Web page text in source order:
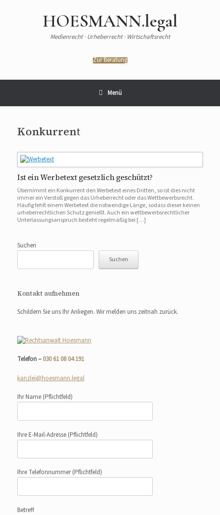
HOESMANN.legal
Medienrecht · Urheberrecht · Wirtschaftsrecht
Zur Beratung
Menü
Konkurrent
Ist ein Werbetext gesetzlich geschützt?
Übernimmt ein Konkurrent den Werbetext eines Dritten, so ist dies nicht
immer ein Verstoß gegen das Urheberrecht oder das Wettbewerbsrecht.
Häufig fehlt einem Werbetext die notwendige Länge, sodass dieser keinen
urheberrechtlichen Schutz genießt. Auch ein wettbewerbsrechtlicher
Unterlassungsanspruch besteht regelmäßig bei […]
Suchen
Suchen
Kontakt aufnehmen
Schildern Sie uns Ihr Anliegen. Wir melden uns zeitnah zurück.
Telefon –030 61 08 04 191
kanzlei@hoesmann.legal
Ihr Name (Pflichtfeld)
Ihre E-Mail-Adresse (Pflichtfeld)
Ihre Telefonnummer(Pflichtfeld)
Betreff